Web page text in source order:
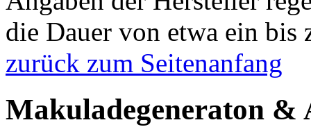
die Dauer von etwa ein bis
zurück zum Seitenanfang
Makuladegeneraton &